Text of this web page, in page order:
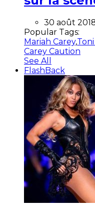
30 août
Popular Tags:
Mariah Carey,
Carey Caution
See All
FlashBack